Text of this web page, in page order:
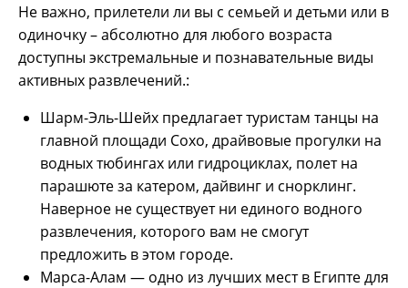
Не важно, прилетели ли вы с семьей и детьми или в
одиночку – абсолютно для любого возраста
доступны экстремальные и познавательные виды
активных развлечений.:
Шарм-Эль-Шейх предлагает туристам танцы на
главной площади Сохо, драйвовые прогулки на
водных тюбингах или гидроциклах, полет на
парашюте за катером, дайвинг и снорклинг.
Наверное не существует ни единого водного
развлечения, которого вам не смогут
предложить в этом городе.
Марса-Алам — одно из лучших мест в Египте для